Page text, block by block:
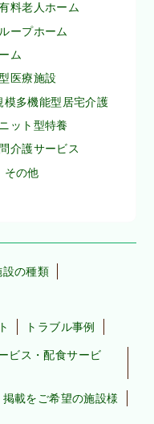
料老人ホーム
ープホーム
ム
医療施設
模多機能型居宅介護
ット型特養
介護サービス
その他
の種類
トラブル事例
ビス・配食サービ
掲載をご希望の施設様